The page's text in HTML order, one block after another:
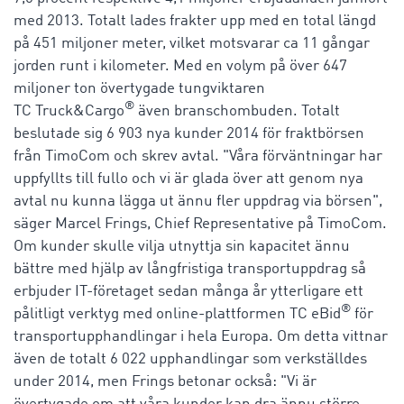
med 2013. Totalt lades frakter upp med en total längd
på 451 miljoner meter, vilket motsvarar ca 11 gångar
jorden runt i kilometer. Med en volym på över 647
miljoner ton övertygade tungviktaren
TC Truck&Cargo® även branschombuden. Totalt
beslutade sig 6 903 nya kunder 2014 för fraktbörsen
från TimoCom och skrev avtal. "Våra förväntningar har
uppfyllts till fullo och vi är glada över att genom nya
avtal nu kunna lägga ut ännu fler uppdrag via börsen",
säger Marcel Frings, Chief Representative på TimoCom.
Om kunder skulle vilja utnyttja sin kapacitet ännu
bättre med hjälp av långfristiga transportuppdrag så
erbjuder IT-företaget sedan många år ytterligare ett
pålitligt verktyg med online-plattformen TC eBid ® för
transportupphandlingar i hela Europa. Om detta vittnar
även de totalt 6 022 upphandlingar som verkställdes
under 2014, men Frings betonar också: "Vi är